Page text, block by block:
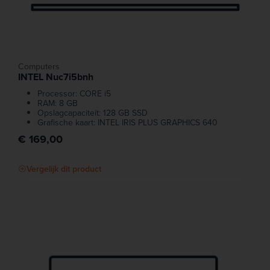
Computers
INTEL Nuc7i5bnh
Processor: CORE i5
RAM: 8 GB
Opslagcapaciteit: 128 GB SSD
Grafische kaart: INTEL IRIS PLUS GRAPHICS 640
€ 169,00
Vergelijk dit product